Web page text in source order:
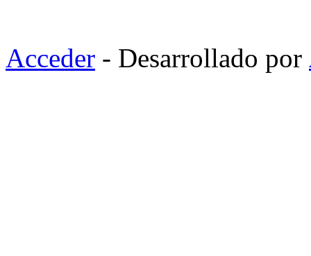
Acceder - Desarrollado por